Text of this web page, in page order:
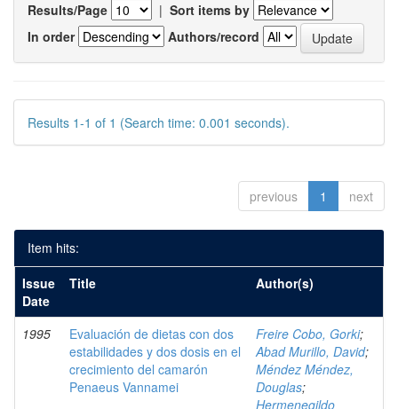
Results/Page | Sort items by
In order
Authors/record
Results 1-1 of 1 (Search time: 0.001 seconds).
previous 1 next
Item hits:
Issue
Date
Title Author(s)
1995
Evaluación de dietas con dos
estabilidades y dos dosis en el
crecimiento del camarón
Penaeus Vannamei
Freire Cobo, Gorki;
Abad Murillo, David;
Méndez Méndez,
Douglas;
Hermenegildo